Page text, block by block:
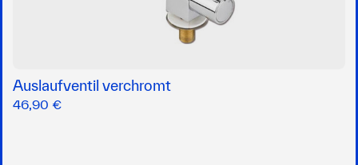
Auslaufventil verchromt
46,90 €